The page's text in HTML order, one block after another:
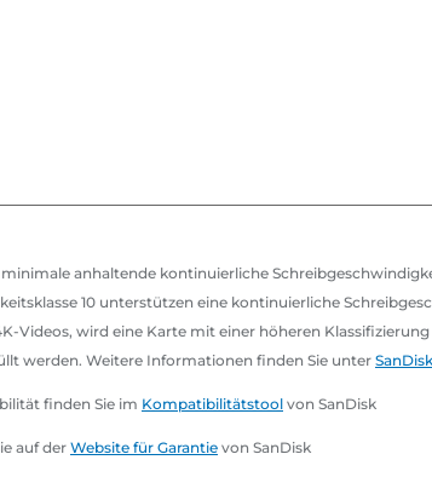
minimale anhaltende kontinuierliche
10 unterstützen eine kontinuierliche
Videos, wird eine Karte mit einer höheren
werden. Weitere Informationen finden Sie unter SanDisk
finden Sie im Kompatibilitätstool von SanDisk
auf derWebsite für Garantie von SanDisk